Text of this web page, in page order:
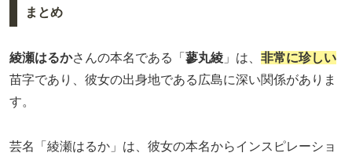
まとめ
綾瀬はるかさんの本名である「 蓼丸綾 」は、 非常に珍しい
苗字であり、彼女の出身地である広島に深い関係がありま
す。
芸名「綾瀬はるか」は、彼女の本名からインスピレーショ